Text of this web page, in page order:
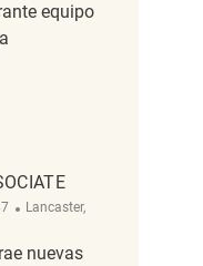
equipo
Ubicación
Lancaster,
nuevas